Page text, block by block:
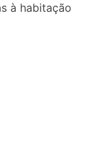
à habitação